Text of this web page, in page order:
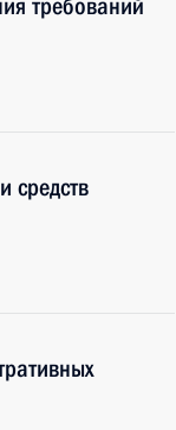
требований
средств